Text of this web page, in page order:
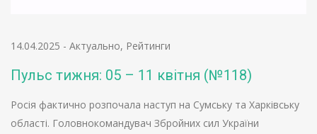
14.04.2025 - Актуально, Рейтинги
Пульс тижня: 05 – 11 квітня (№118)
Росія фактично розпочала наступ на Сумську та Харківську
області. Головнокомандувач Збройних сил України